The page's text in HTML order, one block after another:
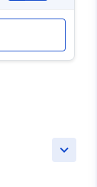
keyboard_arrow_down